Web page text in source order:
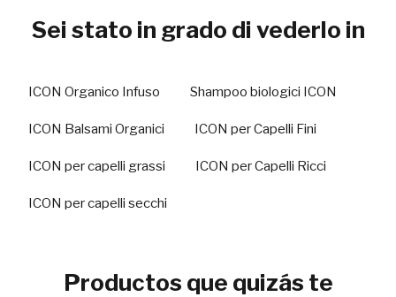
Sei stato in grado di vederlo in
ICON Organico Infuso Shampoo biologici ICON
ICON Balsami Organici ICON per Capelli Fini
ICON per capelli grassi ICON per Capelli Ricci
ICON per capelli secchi
Productos que quizás te